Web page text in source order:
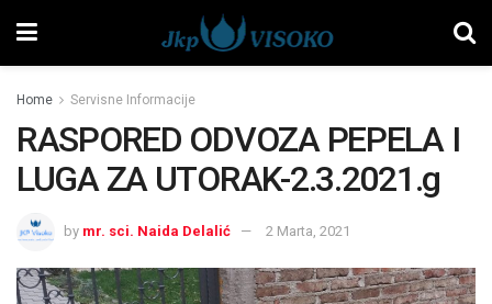
Home Servisne Informacije
RASPORED ODVOZA PEPELA I
LUGA ZA UTORAK-2.3.2021.g
by mr. sci. Naida Delalić 2 Marta, 2021